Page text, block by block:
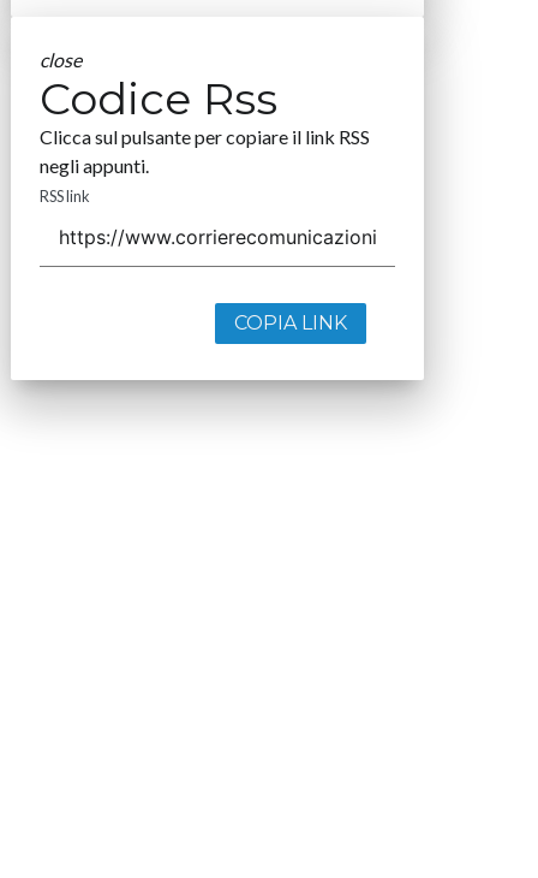
close
Codice Rss
Clicca sul pulsante per copiare il link RSS
negli appunti.
RSS link
COPIA LINK